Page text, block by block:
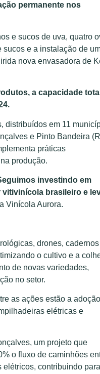
permanente nos
e sucos de uva, quatro
e a instalação de
nova envasadora de
a capacidade
distribuídos em 11
e Pinto Bandeira
práticas
produção.
investindo em
brasileiro e
Vinícola Aurora.
drones,
o cultivo e a
de novas variedades,
no setor.
as ações estão a
elétricas e
um projeto que
o fluxo de caminhões
contribuindo